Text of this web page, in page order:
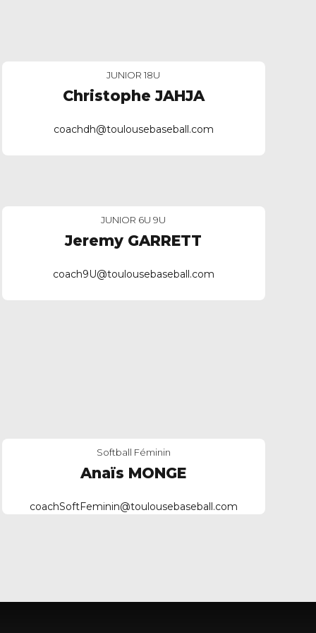
JUNIOR 18U
Christophe JAHJA
coachdh@toulousebaseball.com
JUNIOR 6U 9U
Jeremy GARRETT
coach9U@toulousebaseball.com
Softball Féminin
Anaïs MONGE
coachSoftFeminin@toulousebaseball.com